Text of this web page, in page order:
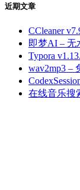
近期文章
CCleaner
即梦AI – 无
Typora
wav2mp3 –
在线音乐搜